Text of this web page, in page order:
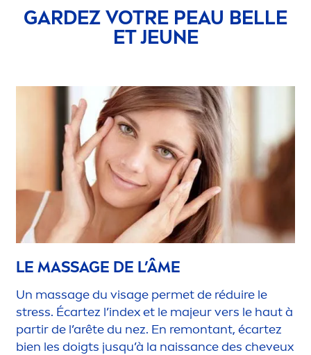
GARDEZ VOTRE PEAU BELLE
ET JEUNE
LE MASSAGE DE L’ÂME
Un massage du visage permet de réduire le
stress. Écartez l’index et le majeur vers le haut à
partir de l’arête du nez. En remontant, écartez
bien les doigts jusqu’à la naissance des cheveux